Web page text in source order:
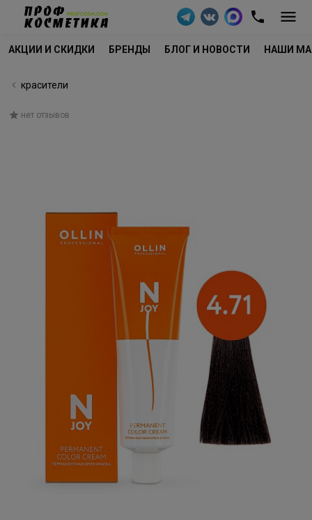
АКЦИИ И СКИДКИ БРЕНДЫ БЛОГ И НОВОСТИ НАШИ
красители
нет отзывов